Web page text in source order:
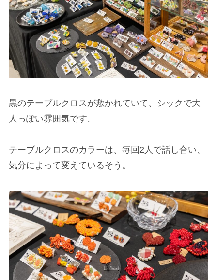
黒のテーブルクロスが敷かれていて、シックで大
人っぽい雰囲気です。
テーブルクロスのカラーは、毎回2人で話し合い、
気分によって変えているそう。